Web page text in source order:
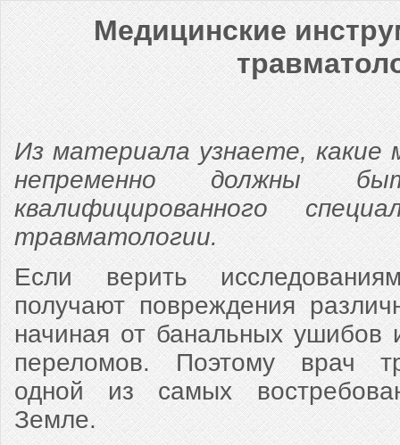
Медицинские
Из материала узнаете, какие
непременно должны
квалифицированного
травматологии.
Если верить
получают повреждения
начиная от банальных ушибов
переломов. Поэтому врач
одной из самых
Земле.